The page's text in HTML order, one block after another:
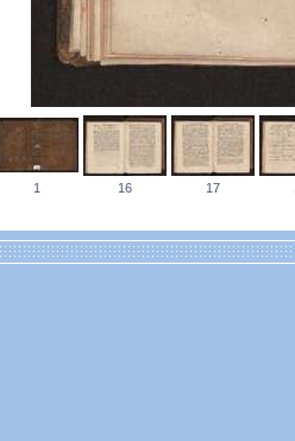
1 16 17